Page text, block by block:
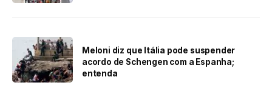
Meloni diz que Itália pode suspender
acordo de Schengen com a Espanha;
entenda